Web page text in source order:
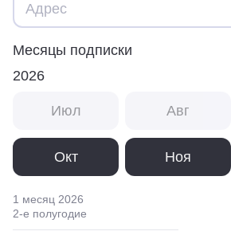
Месяцы подписки
2026
Июл Авг
Окт Ноя
1 месяц 2026
2-е полугодие